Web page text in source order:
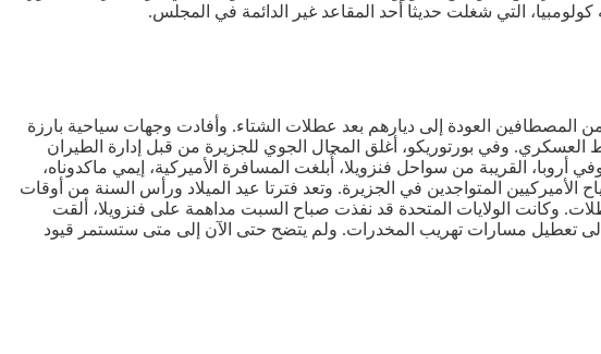
التي شغلت حديثا أحد المقاعد غير الدائمة في المجلس.
المصطافين العودة إلى ديارهم بعد عطلات الشتاء. وأفادت وجهات سياحية بارزة
العسكري. وفي بورتوريكو، أغلق المجال الجوي للجزيرة من قبل إدارة الطيران
مع تحذيرات من إرتفاع هذا العدد. وفي أروبا، القريبة من سواحل فنزويلا، أُبلغت المسافرة الأميركية، إيمي ماكدوناه،
المتواجدين في الجزيرة. وتعد فترتا عيد الميلاد ورأس السنة من أوقات
وكانت الولايات المتحدة قد نفذت صباح السبت مداهمة على فنزويلا، ألقت
تعطيل مسارات تهريب المخدرات. ولم يتضح حتى الآن إلى متى ستستمر قيود